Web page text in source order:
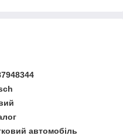
автомобіль